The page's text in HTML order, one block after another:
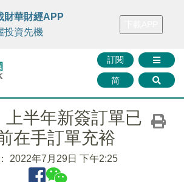
FINTV FINMETA 財華證券 媒體矩陣
訂閱
简
財華財經APP
投資先機
上半年新簽訂單已
在手訂單充裕
2022年7月29日 下午2:25